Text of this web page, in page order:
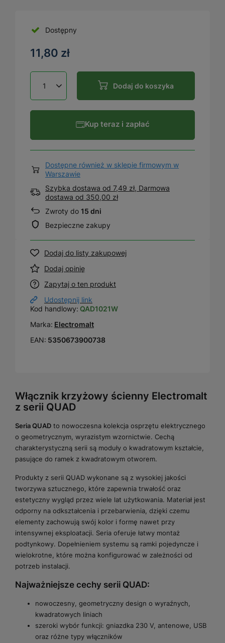
Dostępny
11,80 zł
Dodaj do koszyka
Kup teraz i zapłać
Dostępne również w sklepie firmowym w
Warszawie
Szybka dostawa od 7,49 zł, Darmowa
dostawa od 350,00 zł
Zwroty do 15 dni
Bezpieczne zakupy
Dodaj do listy zakupowej
Dodaj opinię
Zapytaj o ten produkt
Udostępnij link
Kod handlowy: QAD1021W
Marka: Electromalt
EAN: 5350673900738
Włącznik krzyżowy ścienny Electromalt
z serii QUAD
Seria QUAD to nowoczesna kolekcja osprzętu elektrycznego
o geometrycznym, wyrazistym wzornictwie. Cechą
charakterystyczną serii są moduły o kwadratowym kształcie,
pasujące do ramek z kwadratowym otworem.
Produkty z serii QUAD wykonane są z wysokiej jakości
tworzywa sztucznego, które zapewnia trwałość oraz
estetyczny wygląd przez wiele lat użytkowania. Materiał jest
odporny na odkształcenia i przebarwienia, dzięki czemu
elementy zachowują swój kolor i formę nawet przy
intensywnej eksploatacji. Seria oferuje łatwy montaż
podtynkowy. Dopełnieniem systemu są ramki pojedyncze i
wielokrotne, które można konfigurować w zależności od
potrzeb instalacji.
Najważniejsze cechy serii QUAD:
nowoczesny, geometryczny design o wyraźnych,
kwadratowych liniach
szeroki wybór funkcji: gniazdka 230 V, antenowe, USB
oraz różne typy włączników